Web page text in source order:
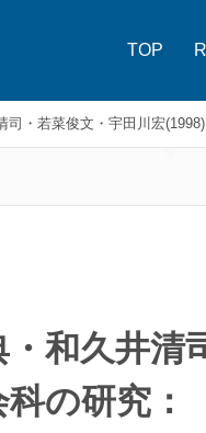
TOP
司・若菜俊文・宇田川宏
・和久井
科の研究